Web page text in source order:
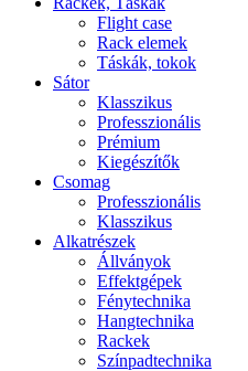
Flight case
Rack elemek
Táskák, tokok
Sátor
Klasszikus
Professzionális
Prémium
Kiegészítők
Csomag
Professzionális
Klasszikus
Alkatrészek
Állványok
Effektgépek
Fénytechnika
Hangtechnika
Rackek
Színpadtechnika